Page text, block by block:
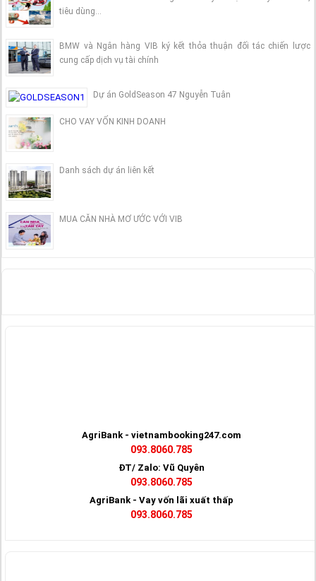
tiêu dùng…
BMW và Ngân hàng VIB ký kết thỏa thuận đối tác chiến lược
cung cấp dịch vụ tài chính
Dự án GoldSeason 47 Nguyễn Tuân
CHO VAY VỐN KINH DOANH
Danh sách dự án liên kết
MUA CĂN NHÀ MƠ ƯỚC VỚI VIB
AgriBank - vietnambooking247.com
093.8060.785
ĐT/ Zalo: Vũ Quyên
093.8060.785
AgriBank - Vay vốn lãi xuất thấp
093.8060.785